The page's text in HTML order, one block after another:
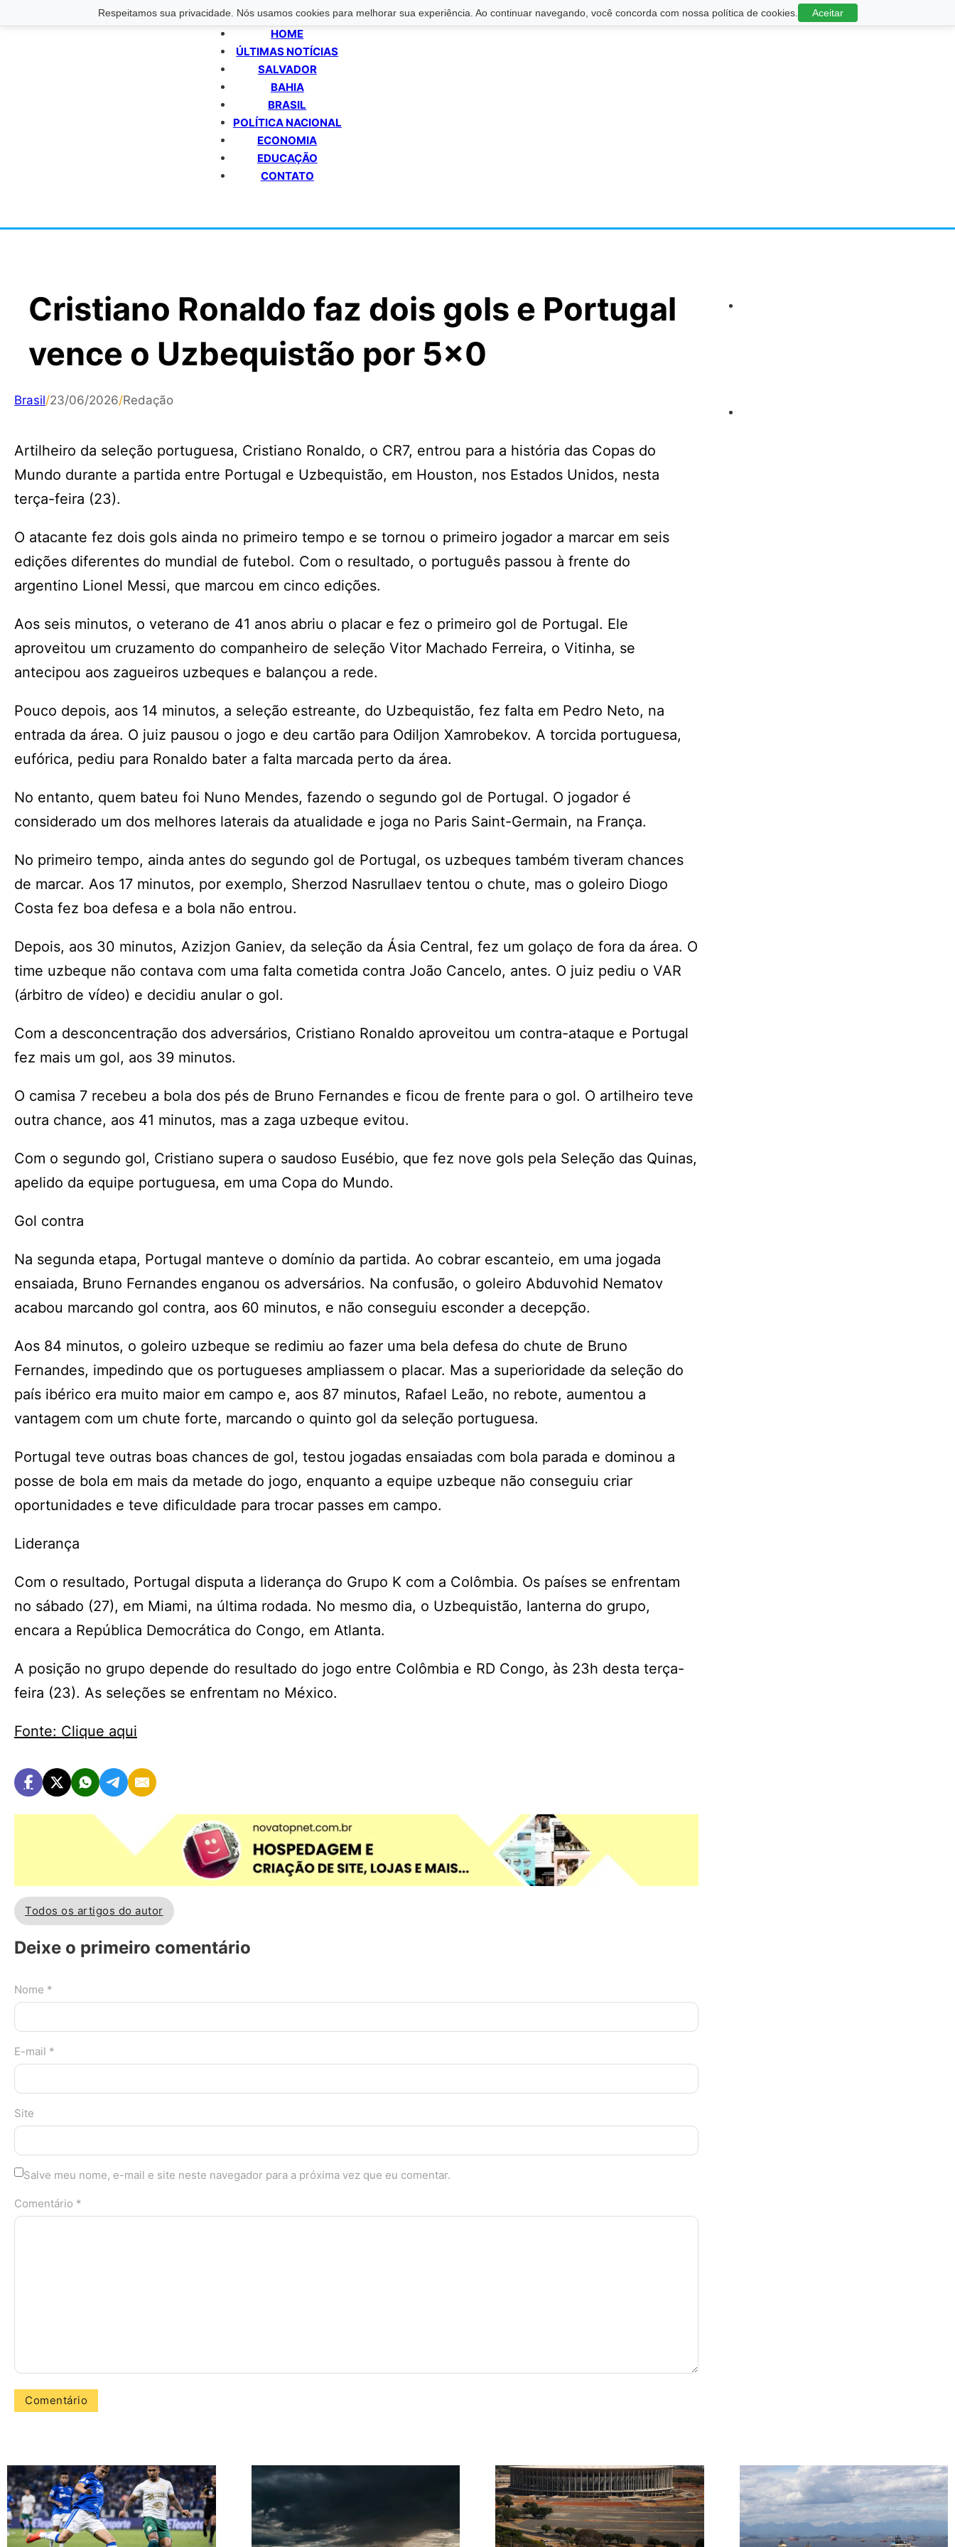
Respeitamos sua privacidade. Nós usamos cookies para melhorar sua experiência. Ao continuar navegando, você concorda com nossa política de cookies. Aceitar
HOME
ÚLTIMAS NOTÍCIAS
SALVADOR
BAHIA
BRASIL
POLÍTICA NACIONAL
ECONOMIA
EDUCAÇÃO
CONTATO
Cristiano Ronaldo faz dois gols e Portugal
vence o Uzbequistão por 5×0
Brasil/23/06/2026/Redação
Artilheiro da seleção portuguesa, Cristiano Ronaldo, o CR7, entrou para a história das Copas do
Mundo durante a partida entre Portugal e Uzbequistão, em Houston, nos Estados Unidos, nesta
terça-feira (23).
O atacante fez dois gols ainda no primeiro tempo e se tornou o primeiro jogador a marcar em seis
edições diferentes do mundial de futebol. Com o resultado, o português passou à frente do
argentino Lionel Messi, que marcou em cinco edições.
Aos seis minutos, o veterano de 41 anos abriu o placar e fez o primeiro gol de Portugal. Ele
aproveitou um cruzamento do companheiro de seleção Vitor Machado Ferreira, o Vitinha, se
antecipou aos zagueiros uzbeques e balançou a rede.
Pouco depois, aos 14 minutos, a seleção estreante, do Uzbequistão, fez falta em Pedro Neto, na
entrada da área. O juiz pausou o jogo e deu cartão para Odiljon Xamrobekov. A torcida portuguesa,
eufórica, pediu para Ronaldo bater a falta marcada perto da área.
No entanto, quem bateu foi Nuno Mendes, fazendo o segundo gol de Portugal. O jogador é
considerado um dos melhores laterais da atualidade e joga no Paris Saint-Germain, na França.
No primeiro tempo, ainda antes do segundo gol de Portugal, os uzbeques também tiveram chances
de marcar. Aos 17 minutos, por exemplo, Sherzod Nasrullaev tentou o chute, mas o goleiro Diogo
Costa fez boa defesa e a bola não entrou.
Depois, aos 30 minutos, Azizjon Ganiev, da seleção da Ásia Central, fez um golaço de fora da área. O
time uzbeque não contava com uma falta cometida contra João Cancelo, antes. O juiz pediu o VAR
(árbitro de vídeo) e decidiu anular o gol.
Com a desconcentração dos adversários, Cristiano Ronaldo aproveitou um contra-ataque e Portugal
fez mais um gol, aos 39 minutos.
O camisa 7 recebeu a bola dos pés de Bruno Fernandes e ficou de frente para o gol. O artilheiro teve
outra chance, aos 41 minutos, mas a zaga uzbeque evitou.
Com o segundo gol, Cristiano supera o saudoso Eusébio, que fez nove gols pela Seleção das Quinas,
apelido da equipe portuguesa, em uma Copa do Mundo.
Gol contra
Na segunda etapa, Portugal manteve o domínio da partida. Ao cobrar escanteio, em uma jogada
ensaiada, Bruno Fernandes enganou os adversários. Na confusão, o goleiro Abduvohid Nematov
acabou marcando gol contra, aos 60 minutos, e não conseguiu esconder a decepção.
Aos 84 minutos, o goleiro uzbeque se redimiu ao fazer uma bela defesa do chute de Bruno
Fernandes, impedindo que os portugueses ampliassem o placar. Mas a superioridade da seleção do
país ibérico era muito maior em campo e, aos 87 minutos, Rafael Leão, no rebote, aumentou a
vantagem com um chute forte, marcando o quinto gol da seleção portuguesa.
Portugal teve outras boas chances de gol, testou jogadas ensaiadas com bola parada e dominou a
posse de bola em mais da metade do jogo, enquanto a equipe uzbeque não conseguiu criar
oportunidades e teve dificuldade para trocar passes em campo.
Liderança
Com o resultado, Portugal disputa a liderança do Grupo K com a Colômbia. Os países se enfrentam
no sábado (27), em Miami, na última rodada. No mesmo dia, o Uzbequistão, lanterna do grupo,
encara a República Democrática do Congo, em Atlanta.
A posição no grupo depende do resultado do jogo entre Colômbia e RD Congo, às 23h desta terça-
feira (23). As seleções se enfrentam no México.
Fonte: Clique aqui
Todos os artigos do autor
Deixe o primeiro comentário
Nome *
E-mail *
Site
Salve meu nome, e-mail e site neste navegador para a próxima vez que eu comentar.
Comentário *